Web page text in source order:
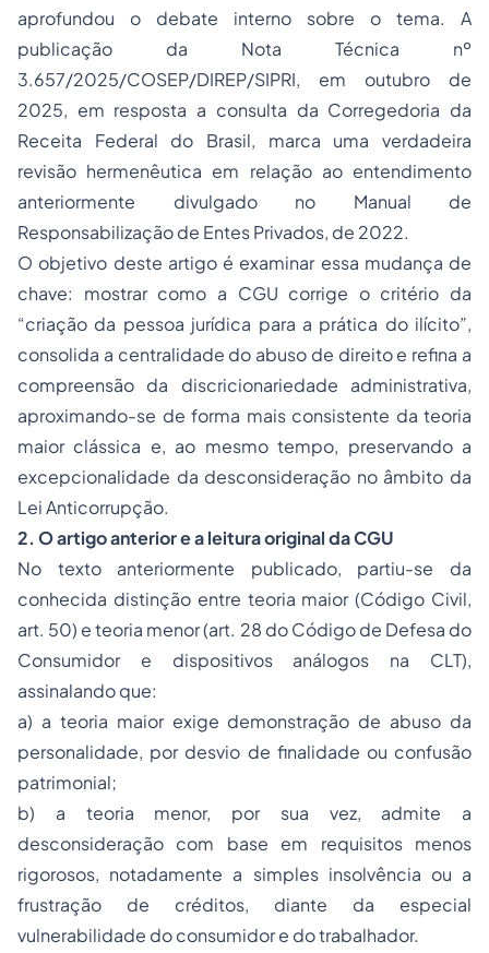
aprofundou o debate interno sobre o tema. A
publicação da Nota Técnica nº
3.657/2025/COSEP/DIREP/SIPRI, em outubro de
2025, em resposta a consulta da Corregedoria da
Receita Federal do Brasil, marca uma verdadeira
revisão hermenêutica em relação ao entendimento
anteriormente divulgado no Manual de
Responsabilização de Entes Privados, de 2022.
O objetivo deste artigo é examinar essa mudança de
chave: mostrar como a CGU corrige o critério da
“criação da pessoa jurídica para a prática do ilícito”,
consolida a centralidade do abuso de direito e refina a
compreensão da discricionariedade administrativa,
aproximando-se de forma mais consistente da teoria
maior clássica e, ao mesmo tempo, preservando a
excepcionalidade da desconsideração no âmbito da
Lei Anticorrupção.
2. O artigo anterior e a leitura original da CGU
No texto anteriormente publicado, partiu-se da
conhecida distinção entre teoria maior (Código Civil,
art. 50) e teoria menor (art. 28 do Código de Defesa do
Consumidor e dispositivos análogos na CLT),
assinalando que:
a) a teoria maior exige demonstração de abuso da
personalidade, por desvio de finalidade ou confusão
patrimonial;
b) a teoria menor, por sua vez, admite a
desconsideração com base em requisitos menos
rigorosos, notadamente a simples insolvência ou a
frustração de créditos, diante da especial
vulnerabilidade do consumidor e do trabalhador.